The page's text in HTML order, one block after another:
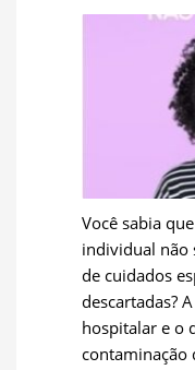
Você sabia
individual não
de cuidados
descartadas?
hospitalar e o
contaminação